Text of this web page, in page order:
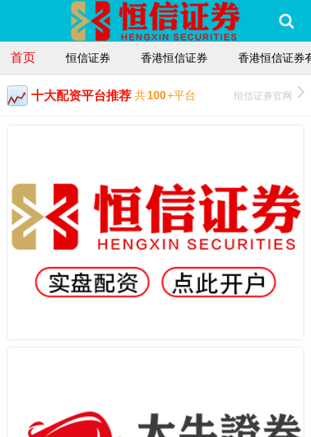
首页 恒信证券 香港恒信证券 香港恒信证券
十大配资平台推荐 共100+平台 恒信证券官网